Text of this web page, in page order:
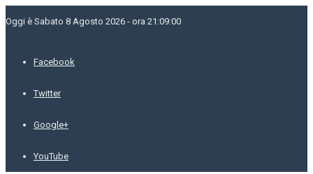
Oggi è Sabato 8 Agosto 2026 - ora 21:09:00
Facebook
Twitter
Google+
YouTube